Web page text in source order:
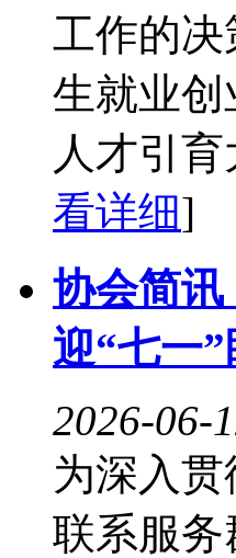
工作的
生就业
人才引
看详细]
协会简
迎“七一
2026-06-
为深入
联系服务